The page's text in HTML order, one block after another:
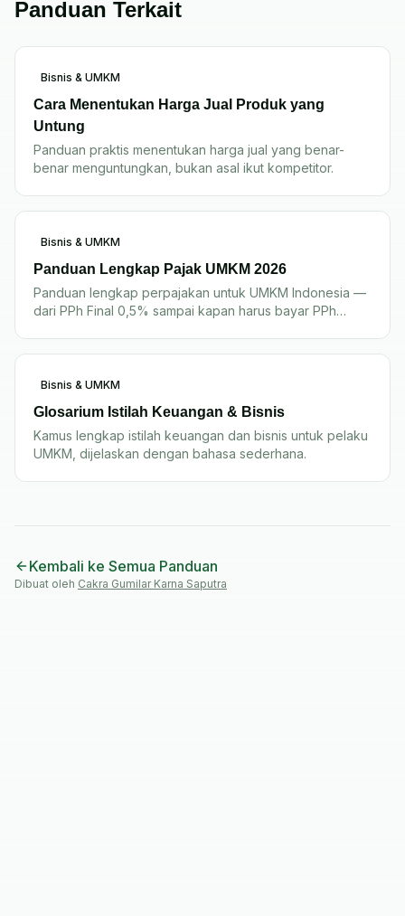
Panduan Terkait
Bisnis & UMKM
Cara Menentukan Harga Jual Produk yang
Untung
Panduan praktis menentukan harga jual yang benar-
benar menguntungkan, bukan asal ikut kompetitor.
Bisnis & UMKM
Panduan Lengkap Pajak UMKM 2026
Panduan lengkap perpajakan untuk UMKM Indonesia —
dari PPh Final 0,5% sampai kapan harus bayar PPh
Bisnis & UMKM
Glosarium Istilah Keuangan & Bisnis
Kamus lengkap istilah keuangan dan bisnis untuk pelaku
UMKM, dijelaskan dengan bahasa sederhana.
Kembali ke Semua Panduan
Dibuat oleh Cakra Gumilar Karna Saputra